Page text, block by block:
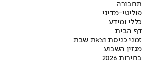
תחבורה
פוליטי-מדיני
כללי ומידע
דף הבית
זמני כניסת וצאת שבת
מגזין השבוע
בחירות 2026